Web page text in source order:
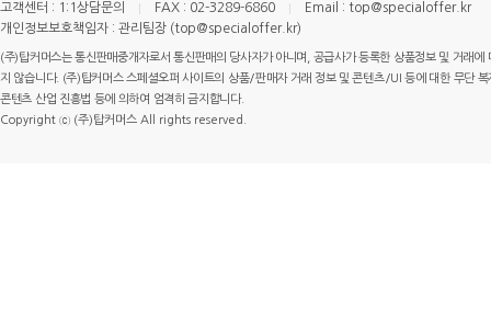
고객센터 : 1:1상담문의
FAX : 02-3289-6860
Email : top@specialoffer.kr
개인정보보호책임자 : 관리팀장 (top@specialoffer.kr)
(주)탑커머스는 통신판매중개자로서 통신판매의 당사자가 아니며, 공급사가 등록한 상품정보 및 거래
지 않습니다. (주)탑커머스 스페셜오퍼 사이트의 상품/판매자 거래 정보 및 콘텐츠/UI 등에 대한 무단
콘텐츠 산업 진흥법 등에 의하여 엄격히 금지합니다.
Copyright ⓒ (주)탑커머스 All rights reserved.